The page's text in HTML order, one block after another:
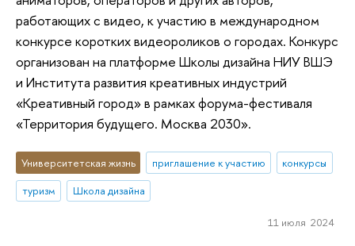
работающих с видео, к участию в международном
конкурсе коротких видеороликов о городах. Конкурс
организован на платформе Школы дизайна НИУ ВШЭ
и Института развития креативных индустрий
«Креативный город» в рамках форума-фестиваля
«Территория будущего. Москва 2030».
Университетская жизнь приглашение к участию
конкурсы
туризм
Школа дизайна
11 июля 2024